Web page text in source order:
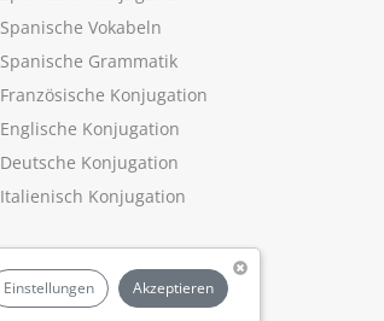
Einstellungen Akzeptieren
Spanische Vokabeln
Spanische Grammatik
Französische Konjugation
Englische Konjugation
Deutsche Konjugation
Italienisch Konjugation